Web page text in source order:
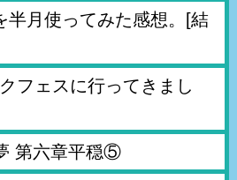
半月使ってみた感想。[結
フェスに行ってきまし
第六章平穏⑤